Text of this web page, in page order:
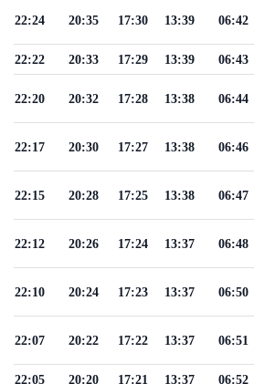
06:42
13:39
17:30
20:35
22:24
06:43
13:39
17:29
20:33
22:22
06:44
13:38
17:28
20:32
22:20
06:46
13:38
17:27
20:30
22:17
06:47
13:38
17:25
20:28
22:15
06:48
13:37
17:24
20:26
22:12
06:50
13:37
17:23
20:24
22:10
06:51
13:37
17:22
20:22
22:07
06:52
13:37
17:21
20:20
22:05